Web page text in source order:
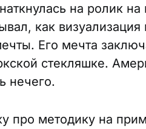
на ролик
как
Его мечта
стекляшке.
нечего.
про методику на